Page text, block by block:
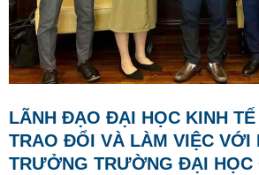
LÃNH ĐẠO ĐẠI HỌC KINH TẾ
TRAO ĐỔI VÀ LÀM VIỆC VỚI
TRƯỞNG TRƯỜNG ĐẠI HỌC